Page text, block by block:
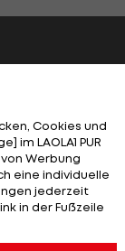
Cookies und
im LAOLA1 PUR
Werbung
eine individuelle
jederzeit
in der Fußzeile